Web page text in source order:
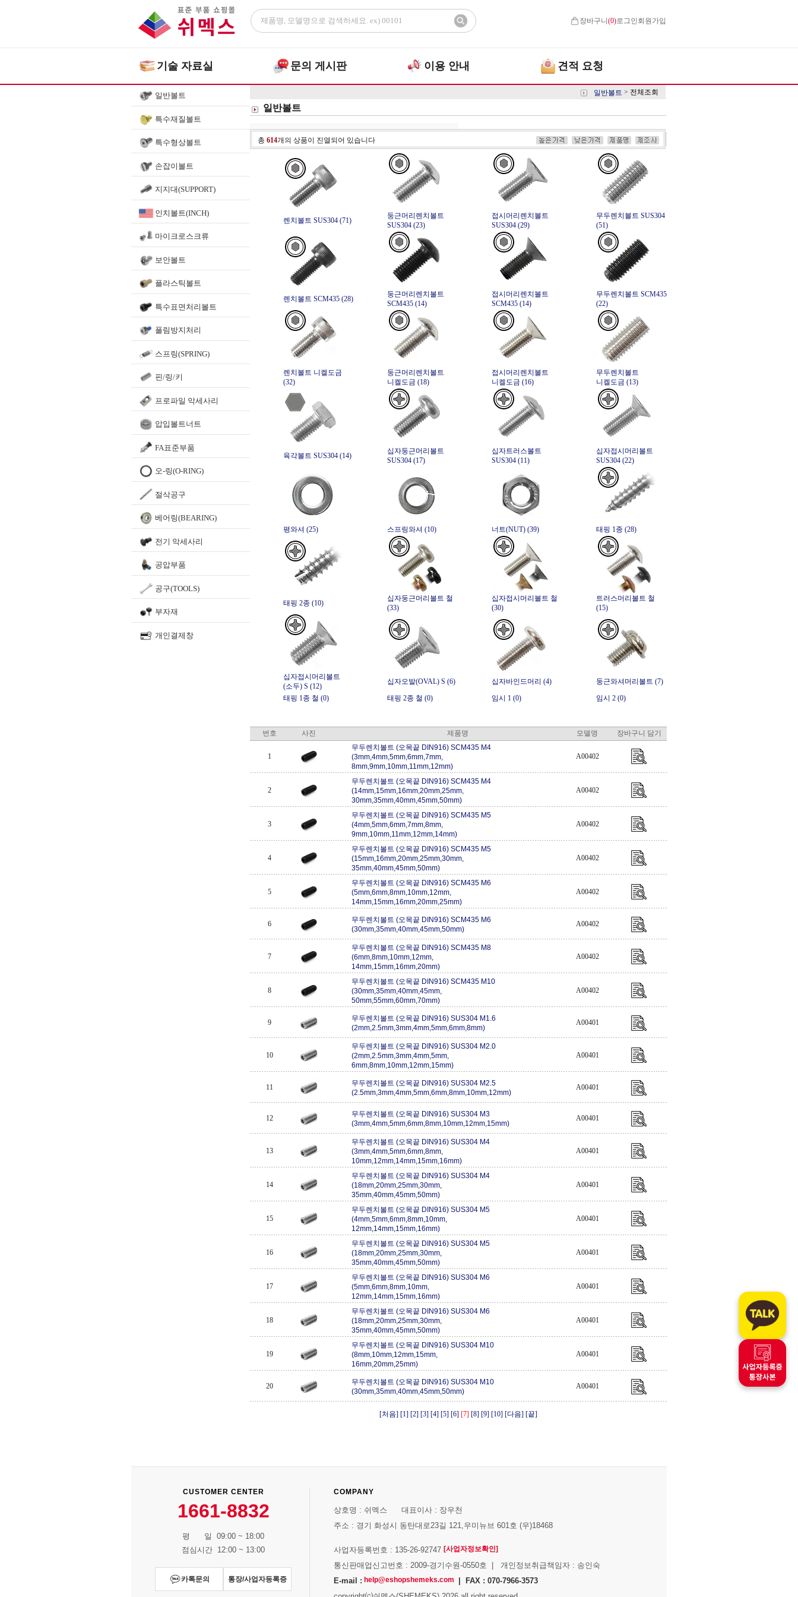
장바구니(0)로그인 회원가입
기술 자료실 문의 게시판 이용 안내 견적 요청
일반볼트
특수재질볼트
특수형상볼트
손잡이볼트
지지대(SUPPORT)
인치볼트(INCH)
마이크로스크류
보안볼트
플라스틱볼트
특수표면처리볼트
풀림방지처리
스프링(SPRING)
핀/링/키
프로파일 악세사리
압입볼트너트
FA표준부품
오-링(O-RING)
절삭공구
베어링(BEARING)
전기 악세사리
공압부품
공구(TOOLS)
부자재
개인결제창
일반볼트 > 전체조회
일반볼트
총 614개의 상품이 진열되어 있습니다
렌치볼트 SUS304 (71)
둥근머리렌치볼트
SUS304 (23)
접시머리렌치볼트
SUS304 (29)
무두렌치볼트 SUS304
(51)
렌치볼트 SCM435 (28)
둥근머리렌치볼트
SCM435 (14)
접시머리렌치볼트
SCM435 (14)
무두렌치볼트 SCM435
(22)
렌치볼트 니켈도금
(32)
둥근머리렌치볼트
니켈도금 (18)
접시머리렌치볼트
니켈도금 (16)
무두렌치볼트
니켈도금 (13)
육각볼트 SUS304 (14)
십자둥근머리볼트
SUS304 (17)
십자트러스볼트
SUS304 (11)
십자접시머리볼트
SUS304 (22)
평와셔 (25) 스프링와셔 (10) 너트(NUT) (39) 태핑 1종 (28)
태핑 2종 (10)
십자둥근머리볼트 철
(33)
십자접시머리볼트 철
(30)
트러스머리볼트 철
(15)
십자접시머리볼트
(소두) S (12)
십자오발(OVAL) S (6) 십자바인드머리 (4)
둥근와셔머리볼트 (7)
태핑 1종 철 (0)
태핑 2종 철 (0) 임시 1 (0) 임시 2 (0)
번호 사진 제품명 모델명 장바구니 담기
1
무두렌치볼트 (오목끝 DIN916) SCM435 M4
(3mm,4mm,5mm,6mm,7mm,
8mm,9mm,10mm,11mm,12mm)
A00402
2
무두렌치볼트 (오목끝 DIN916) SCM435 M4
(14mm,15mm,16mm,20mm,25mm,
30mm,35mm,40mm,45mm,50mm)
A00402
3
무두렌치볼트 (오목끝 DIN916) SCM435 M5
(4mm,5mm,6mm,7mm,8mm,
9mm,10mm,11mm,12mm,14mm)
A00402
4
무두렌치볼트 (오목끝 DIN916) SCM435 M5
(15mm,16mm,20mm,25mm,30mm,
35mm,40mm,45mm,50mm)
A00402
5
무두렌치볼트 (오목끝 DIN916) SCM435 M6
(5mm,6mm,8mm,10mm,12mm,
14mm,15mm,16mm,20mm,25mm)
A00402
6
무두렌치볼트 (오목끝 DIN916) SCM435 M6
(30mm,35mm,40mm,45mm,50mm)
A00402
7
무두렌치볼트 (오목끝 DIN916) SCM435 M8
(6mm,8mm,10mm,12mm,
14mm,15mm,16mm,20mm)
A00402
8
무두렌치볼트 (오목끝 DIN916) SCM435 M10
(30mm,35mm,40mm,45mm,
50mm,55mm,60mm,70mm)
A00402
9
무두렌치볼트 (오목끝 DIN916) SUS304 M1.6
(2mm,2.5mm,3mm,4mm,5mm,6mm,8mm)
A00401
10
무두렌치볼트 (오목끝 DIN916) SUS304 M2.0
(2mm,2.5mm,3mm,4mm,5mm,
6mm,8mm,10mm,12mm,15mm)
A00401
11
무두렌치볼트 (오목끝 DIN916) SUS304 M2.5
(2.5mm,3mm,4mm,5mm,6mm,8mm,10mm,12mm)
A00401
12
무두렌치볼트 (오목끝 DIN916) SUS304 M3
(3mm,4mm,5mm,6mm,8mm,10mm,12mm,15mm)
A00401
13
무두렌치볼트 (오목끝 DIN916) SUS304 M4
(3mm,4mm,5mm,6mm,8mm,
10mm,12mm,14mm,15mm,16mm)
A00401
14
무두렌치볼트 (오목끝 DIN916) SUS304 M4
(18mm,20mm,25mm,30mm,
35mm,40mm,45mm,50mm)
A00401
15
무두렌치볼트 (오목끝 DIN916) SUS304 M5
(4mm,5mm,6mm,8mm,10mm,
12mm,14mm,15mm,16mm)
A00401
16
무두렌치볼트 (오목끝 DIN916) SUS304 M5
(18mm,20mm,25mm,30mm,
35mm,40mm,45mm,50mm)
A00401
17
무두렌치볼트 (오목끝 DIN916) SUS304 M6
(5mm,6mm,8mm,10mm,
12mm,14mm,15mm,16mm)
A00401
18
무두렌치볼트 (오목끝 DIN916) SUS304 M6
(18mm,20mm,25mm,30mm,
35mm,40mm,45mm,50mm)
A00401
19
무두렌치볼트 (오목끝 DIN916) SUS304 M10
(8mm,10mm,12mm,15mm,
16mm,20mm,25mm)
A00401
20
무두렌치볼트 (오목끝 DIN916) SUS304 M10
(30mm,35mm,40mm,45mm,50mm)
A00401
[처음] [1] [2] [3] [4] [5] [6] [7] [8] [9] [10] [다음] [끝]
CUSTOMER CENTER
1661-8832
평 일 09:00 ~ 18:00
점심시간 12:00 ~ 13:00
카톡문의 통장/사업자등록증
COMPANY
상호명 : 쉬멕스 대표이사 : 장우천
주소 : 경기 화성시 동탄대로23길 121,우미뉴브 601호 (우)18468
사업자등록번호 : 135-26-92747 [사업자정보확인]
통신판매업신고번호 : 2009-경기수원-0550호 | 개인정보취급책임자 : 송인숙
E-mail : help@eshopshemeks.com
| FAX : 070-7966-3573